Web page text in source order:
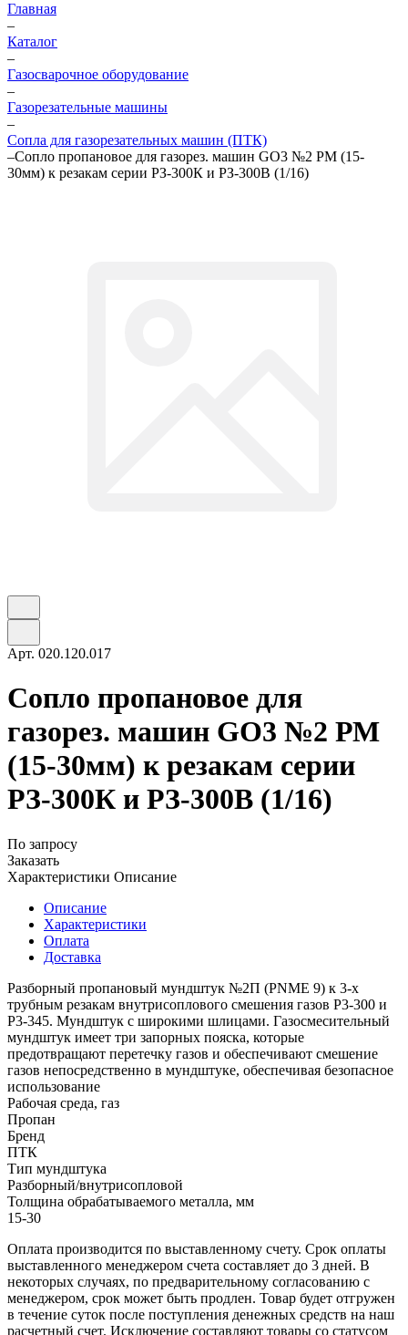
Главная
–
Каталог
–
Газосварочное оборудование
–
Газорезательные машины
–
Сопла для газорезательных машин (ПТК)
–Сопло пропановое для газорез. машин GO3 №2 РМ (15-
30мм) к резакам серии РЗ-300К и РЗ-300В (1/16)
Арт. 020.120.017
Сопло пропановое для
газорез. машин GO3 №2 РМ
(15-30мм) к резакам серии
РЗ-300К и РЗ-300В (1/16)
По запросу
Заказать
Характеристики Описание
Описание
Характеристики
Оплата
Доставка
Разборный пропановый мундштук №2П (PNME 9) к 3-х
трубным резакам внутрисоплового смешения газов Р3-300 и
Р3-345. Мундштук с широкими шлицами. Газосмесительный
мундштук имеет три запорных пояска, которые
предотвращают перетечку газов и обеспечивают смешение
газов непосредственно в мундштуке, обеспечивая безопасное
использование
Рабочая среда, газ
Пропан
Бренд
ПТК
Тип мундштука
Разборный/внутрисопловой
Толщина обрабатываемого металла, мм
15-30
Оплата производится по выставленному счету. Срок оплаты
выставленного менеджером счета составляет до 3 дней. В
некоторых случаях, по предварительному согласованию с
менеджером, срок может быть продлен. Товар будет отгружен
в течение суток после поступления денежных средств на наш
расчетный счет. Исключение составляют товары со статусом